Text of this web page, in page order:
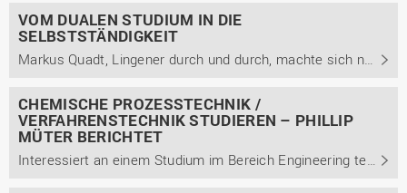
VOM DUALEN STUDIUM IN DIE
SELBSTSTÄNDIGKEIT
Markus Quadt, Lingener durch und durch, machte sich nach seinem dualen Studium in der Gastronomie selbständig. Im Interview berichtet er von seinem Weg in die Selbständigkeit, was seinen Erfolg ausmacht und wie das duale Studium ihn auf seinen Weg unterstützt hat.
CHEMISCHE PROZESSTECHNIK /
VERFAHRENSTECHNIK STUDIEREN – PHILLIP
MÜTER BERICHTET
Interessiert an einem Studium im Bereich Engineering technischer Systeme mit der Studienrichtung Chemische Prozesstechnik / Verfahrenstechnik und noch unsicher? Im Interview berichtet Phillip Müter von seinem dualen Studium, Berufsweg und weiterführendem Masterstudium.